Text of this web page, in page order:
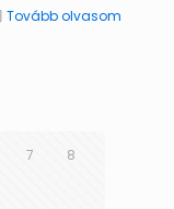
Tovább olvasom
7 8